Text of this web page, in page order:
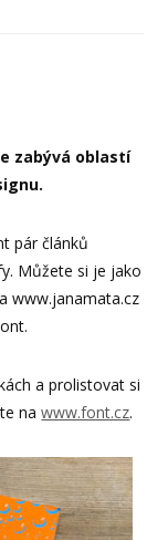
zabývá oblastí
pár článků
Můžete si je jako
www.janamata.cz
a prolistovat si
nawww.font.cz.